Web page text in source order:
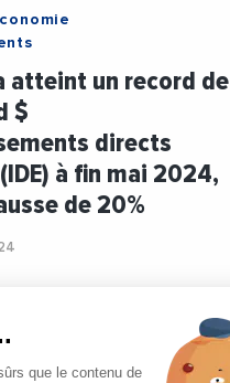
atteint un record de
$
directs
à fin mai 2024,
de 20%
que le contenu de